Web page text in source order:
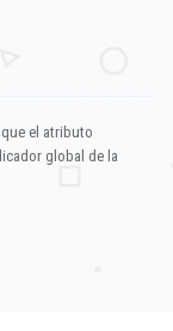
el atributo
global de la